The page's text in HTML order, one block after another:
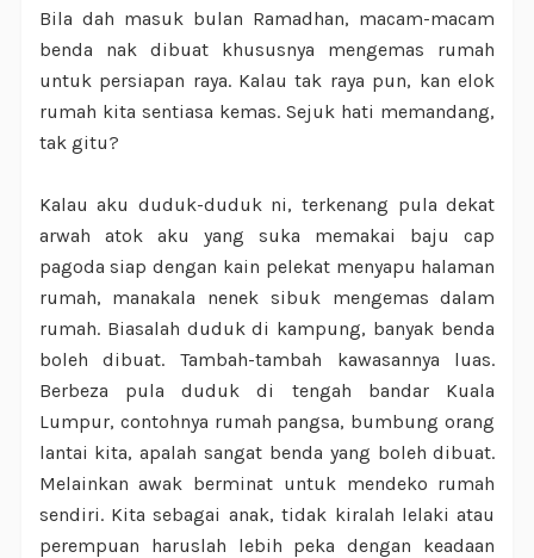
Bila dah masuk bulan Ramadhan, macam-macam
benda nak dibuat khususnya mengemas rumah
untuk persiapan raya. Kalau tak raya pun, kan elok
rumah kita sentiasa kemas. Sejuk hati memandang,
tak gitu?
Kalau aku duduk-duduk ni, terkenang pula dekat
arwah atok aku yang suka memakai baju cap
pagoda siap dengan kain pelekat menyapu halaman
rumah, manakala nenek sibuk mengemas dalam
rumah. Biasalah duduk di kampung, banyak benda
boleh dibuat. Tambah-tambah kawasannya luas.
Berbeza pula duduk di tengah bandar Kuala
Lumpur, contohnya rumah pangsa, bumbung orang
lantai kita, apalah sangat benda yang boleh dibuat.
Melainkan awak berminat untuk mendeko rumah
sendiri. Kita sebagai anak, tidak kiralah lelaki atau
perempuan haruslah lebih peka dengan keadaan